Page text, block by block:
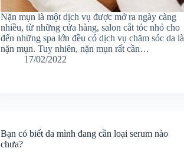
Nặn mụn là một dịch vụ được mở ra ngày càng
nhiều, từ những cửa hàng, salon cắt tóc nhỏ cho
đến những spa lớn đều có dịch vụ chăm sóc da là
nặn mụn. Tuy nhiên, nặn mụn rất cần…
17/02/2022
Bạn có biết da mình đang cần loại serum nào
chưa?